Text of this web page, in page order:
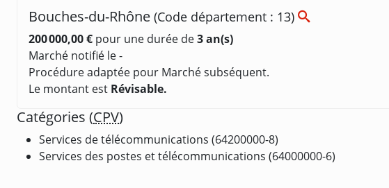
Bouches-du-Rhône (Code département : 13)
200 000,00 € pour une durée de3 an(s)
Marché notifié le -
Procédure adaptée pour Marché subséquent.
Le montant est Révisable.
Catégories (CPV)
Services de télécommunications (64200000-8)
Services des postes et télécommunications (64000000-6)